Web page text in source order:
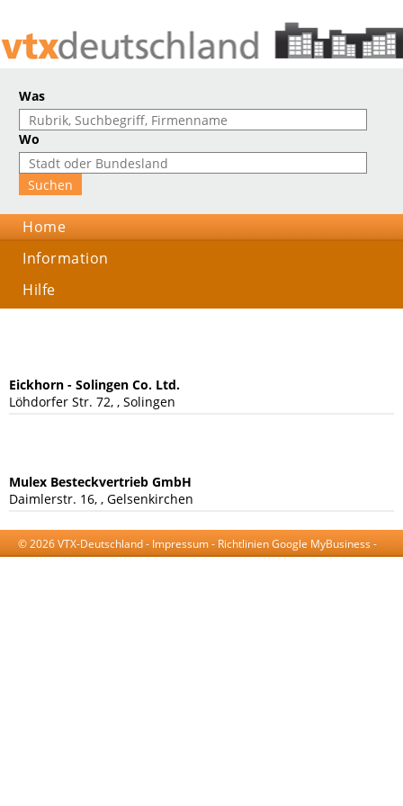
Was
Wo
Home
Information
Hilfe
Eickhorn - Solingen Co. Ltd.
Löhdorfer Str. 72, , Solingen
Mulex Besteckvertrieb GmbH
Daimlerstr. 16, , Gelsenkirchen
© 2026 VTX-Deutschland - Impressum- Richtlinien Google MyBusiness -
AGB-Datenschutzerklärung